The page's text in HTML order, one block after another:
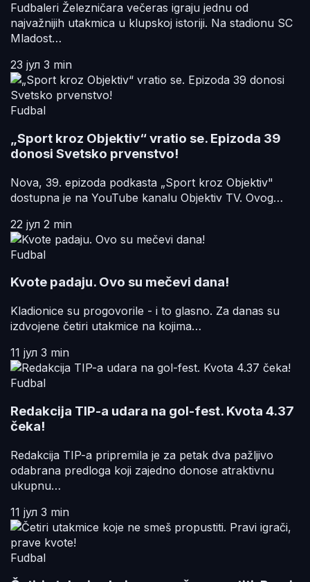
Fudbaleri Železničara večeras igraju jednu od
najvažnijih utakmica u klupskoj istoriji. Na stadionu SC
Mladost…
23 јул 3 min
Fudbal
„Sport kroz Objektiv“ vratio se. Epizoda 39
donosi Svetsko prvenstvo!
Nova, 39. epizoda podkasta „Sport kroz Objektiv"
dostupna je na YouTube kanalu Objektiv TV. Ovog…
22 јул 2 min
Fudbal
Kvote padaju. Ovo su mečevi dana!
Kladionice su progovorile - i to glasno. Za danas su
izdvojene četiri utakmice na kojima…
11 јул 3 min
Fudbal
Redakcija TIP-a udara na gol-fest. Kvota 4.37
čeka!
Redakcija TIP-a pripremila je za petak dva pažljivo
odabrana predloga koji zajedno donose atraktivnu
ukupnu…
11 јул 3 min
Fudbal